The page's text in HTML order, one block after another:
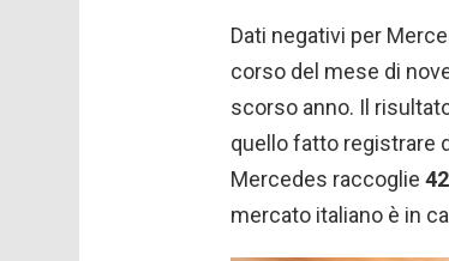
Dati negativi per
corso del mese di
scorso anno. Il
quello fatto registrare
Mercedes raccoglie
mercato italiano è in